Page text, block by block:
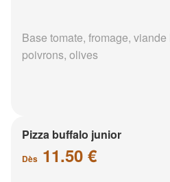
Base tomate, fromage,
poivrons, olives
Pizza buffalo junior
Dès 11.50 €